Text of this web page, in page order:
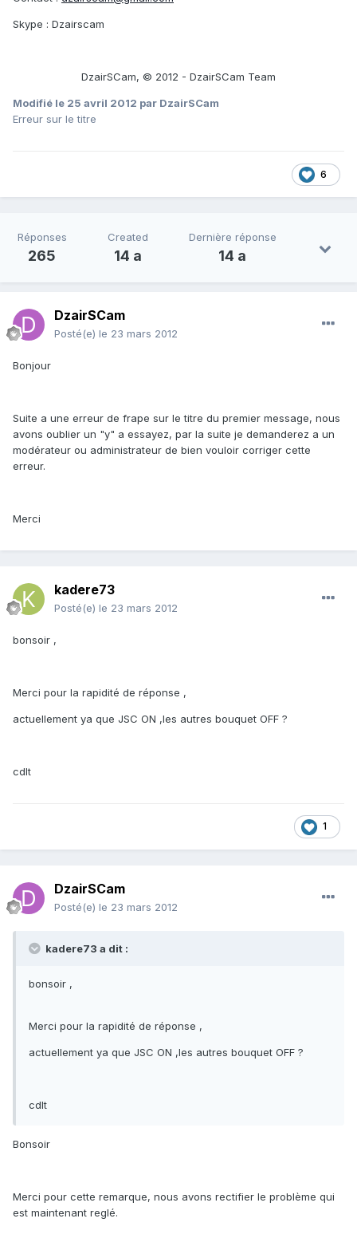
Skype : Dzairscam
DzairSCam, © 2012 - DzairSCam Team
Modifié le 25 avril 2012 par DzairSCam
Erreur sur le titre
6
Réponses
265
Created
14 a
Dernière réponse
14 a
DzairSCam
Posté(e) le 23 mars 2012
Bonjour
Suite a une erreur de frape sur le titre du premier message, nous
avons oublier un "y" a essayez, par la suite je demanderez a un
modérateur ou administrateur de bien vouloir corriger cette
erreur.
Merci
kadere73
Posté(e) le 23 mars 2012
bonsoir ,
Merci pour la rapidité de réponse ,
actuellement ya que JSC ON ,les autres bouquet OFF ?
cdlt
1
DzairSCam
Posté(e) le 23 mars 2012
kadere73 a dit :
bonsoir ,
Merci pour la rapidité de réponse ,
actuellement ya que JSC ON ,les autres bouquet OFF ?
cdlt
Bonsoir
Merci pour cette remarque, nous avons rectifier le problème qui
est maintenant reglé.